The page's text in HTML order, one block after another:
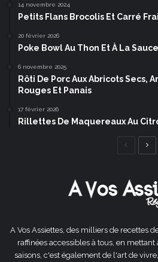
14 novembre 2024
Petits Flans Brocolis Et Carré
20 février 2026
Poke Bowl Au Thon Et À La
6 novembre 2025
Rôti De Porc Aux Abricots Secs,
Rouges Et Panais
17 février 2026
Rillettes De Maquereaux Au
A Vos Assiettes, des milliers de recettes
raffinées accessibles à tous, en
saisons, c'est également de l'art de